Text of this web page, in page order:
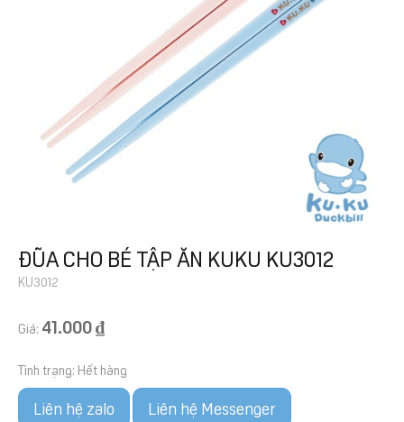
ĐŨA CHO BÉ TẬP ĂN KUKU KU3012
KU3012
Giá: 41.000 ₫
Tình trạng: Hết hàng
Liên hệ zalo Liên hệ Messenger